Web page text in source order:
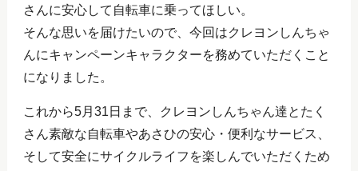
さんに安心して自転車に乗ってほしい。
そんな思いを届けたいので、今回はクレヨンしんちゃ
んにキャンペーンキャラクターを務めていただくこと
になりました。
これから5月31日まで、クレヨンしんちゃん達とたく
さん素敵な自転車やあさひの安心・便利なサービス、
そして安全にサイクルライフを楽しんでいただくため